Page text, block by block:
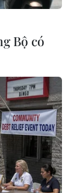
hơn 2 tấn
trong
Mỹ,
Bộ có